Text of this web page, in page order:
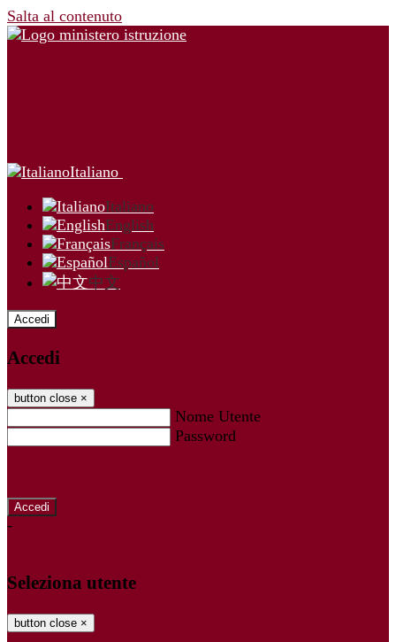
Salta al contenuto
Italiano
Italiano
English
Français
Español
中文
Accedi
Accedi
button close ×
Nome Utente
Password
-
Seleziona utente
button close ×